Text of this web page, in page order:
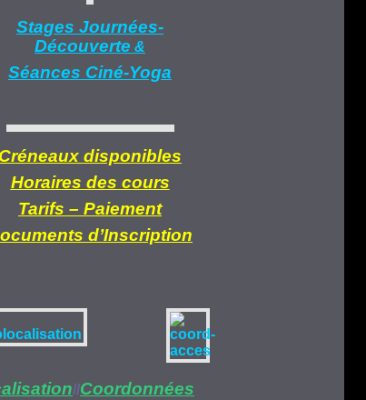
Stages Journées-
Découverte &
Séances Ciné-Yoga
disponibles
Horaires des cours
Tarifs – Paiement
d’Inscription
//Coordonnées